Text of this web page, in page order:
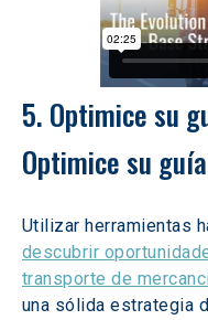
5. Optimice su
Optimice su
Utilizar herramientas
descubrir
transporte de
una sólida estrategia